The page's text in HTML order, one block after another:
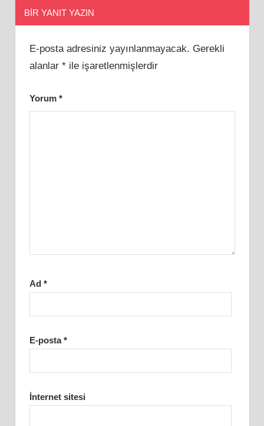
BIR YANIT YAZIN
E-posta adresiniz yayınlanmayacak. Gerekli
alanlar *ile işaretlenmişlerdir
Yorum *
Ad *
E-posta*
İnternet sitesi